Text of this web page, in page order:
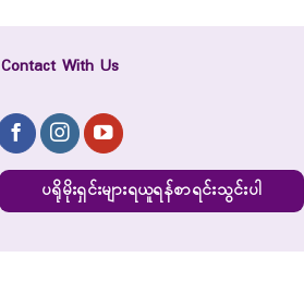
Contact With Us
ပရိုမိုးရှင်းများရယူရန်စာရင်းသွင်းပါ